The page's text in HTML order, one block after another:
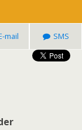
mail SMS